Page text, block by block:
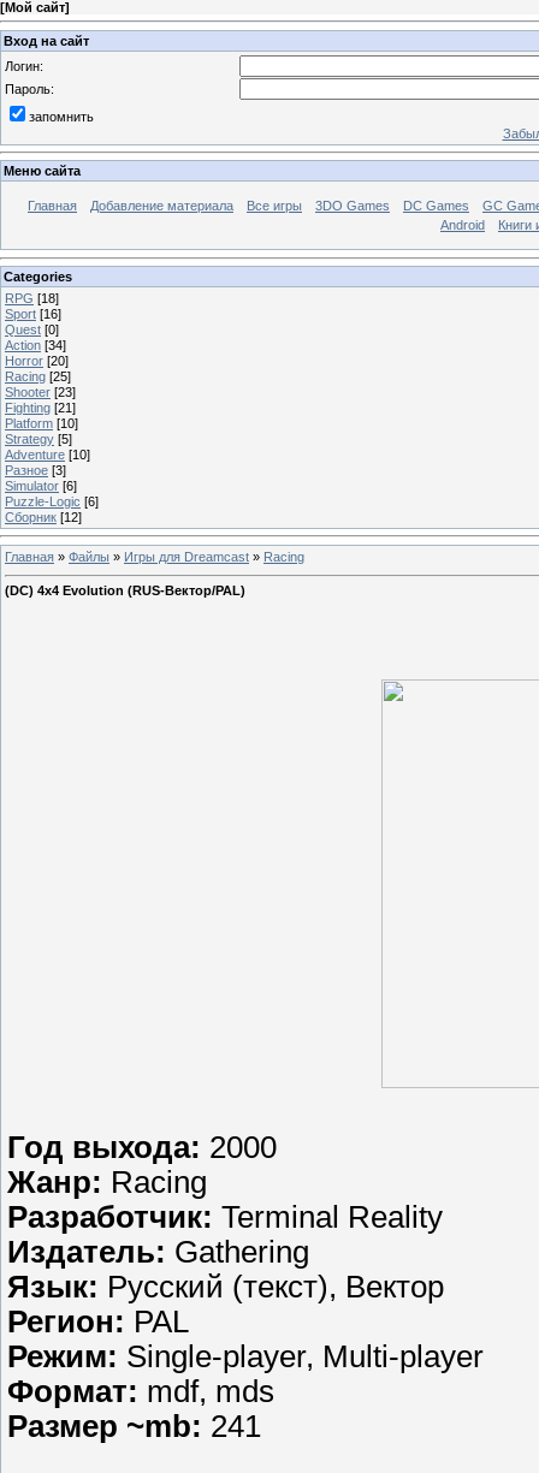
[Мой сайт]
Вход на сайт
Логин:
Пароль:
запомнить
Меню сайта
Главная Добавление материала Все игры 3DO Games DC Games
GC
Android
Книги
Categories
RPG [18]
Sport [16]
Quest [0]
Action [34]
Horror [20]
Racing [25]
Shooter [23]
Fighting [21]
Platform [10]
Strategy [5]
Adventure [10]
Разное [3]
Simulator [6]
Puzzle-Logic [6]
Сборник [12]
Главная » Файлы » Игры для Dreamcast » Racing
(DC) 4x4 Evolution (RUS-Вектор/PAL)
Год выхода: 2000
Жанр: Racing
Разработчик: Terminal Reality
Издатель: Gathering
Язык: Русский (текст), Вектор
Регион: PAL
Режим: Single-player, Multi-player
Формат: mdf, mds
Размер ~mb: 241